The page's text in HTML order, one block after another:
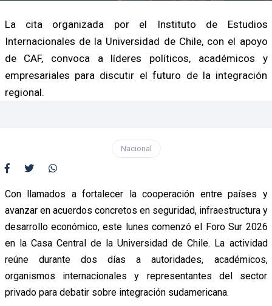
La cita organizada por el Instituto de Estudios
Internacionales de la Universidad de Chile, con el apoyo
de CAF, convoca a líderes políticos, académicos y
empresariales para discutir el futuro de la integración
regional.
Nacional
Con llamados a fortalecer la cooperación entre países y
avanzar en acuerdos concretos en seguridad, infraestructura y
desarrollo económico, este lunes comenzó el Foro Sur 2026
en la Casa Central de la Universidad de Chile. La actividad
reúne durante dos días a autoridades, académicos,
organismos internacionales y representantes del sector
privado para debatir sobre integración sudamericana.